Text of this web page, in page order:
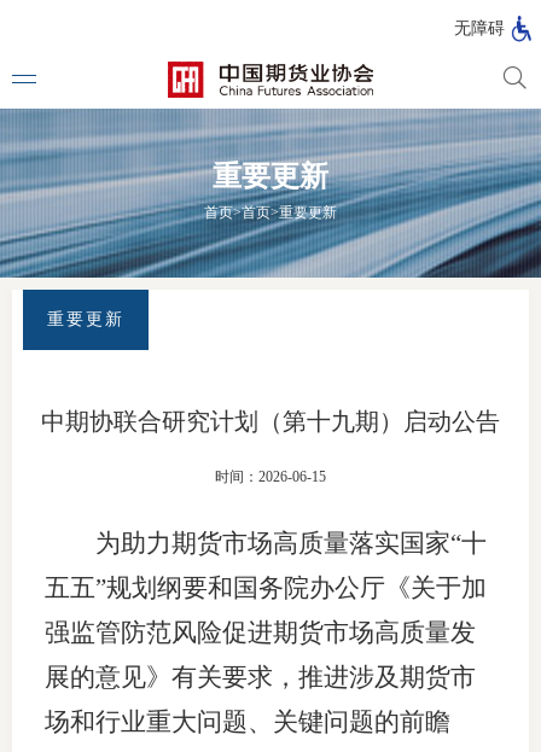
无障碍
法律法
行政法
自律规
团体标
重要更新
首页>首页>重要更新
重要更新
中期协联合研究计划（第十九期）启动公告
时间：2026-06-15
为助力期货市场高质量落实国家“十
五五”规划纲要和国务院办公厅《关于加
强监管防范风险促进期货市场高质量发
展的意见》有关要求，推进涉及期货市
场和行业重大问题、关键问题的前瞻
市
货
司
险
理
司
产
理
司
司
投
诉
受